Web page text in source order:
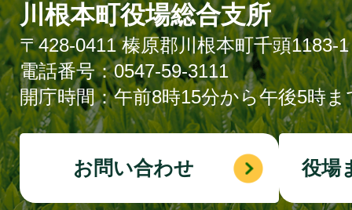
川根本町役場総合支所
〒428-0411 榛原郡川根本町千頭1183-1
電話番号：0547-59-3111
開庁時間：午前8時15分から午後5時ま
お問い合わせ 役場